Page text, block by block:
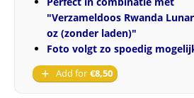
"Verzameldoos Rwanda
oz (zonder laden)"
Foto volgt zo spoedig
Add for €8,50